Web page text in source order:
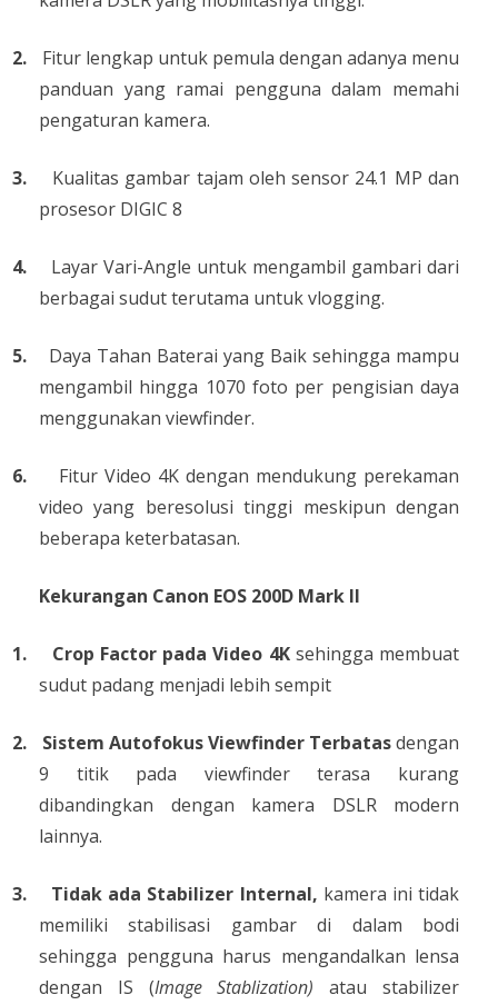
2.
Fitur lengkap untuk pemula dengan adanya menu
panduan yang ramai pengguna dalam memahi
pengaturan kamera.
3.
Kualitas gambar tajam oleh sensor 24.1 MP dan
prosesor DIGIC 8
4.
Layar Vari-Angle untuk mengambil gambari dari
berbagai sudut terutama untuk vlogging.
5.
Daya Tahan Baterai yang Baik sehingga mampu
mengambil hingga 1070 foto per pengisian daya
menggunakan viewfinder.
6.
Fitur Video 4K dengan mendukung perekaman
video yang beresolusi tinggi meskipun dengan
beberapa keterbatasan.
Kekurangan Canon EOS 200D Mark II
1. Crop Factor pada Video 4K sehingga membuat
sudut padang menjadi lebih sempit
2. Sistem Autofokus Viewfinder Terbatasdengan
9 titik pada viewfinder terasa kurang
dibandingkan dengan kamera DSLR modern
lainnya.
3. Tidak ada Stabilizer Internal, kamera ini tidak
memiliki stabilisasi gambar di dalam bodi
sehingga pengguna harus mengandalkan lensa
dengan IS (Image Stablization)atau stabilizer